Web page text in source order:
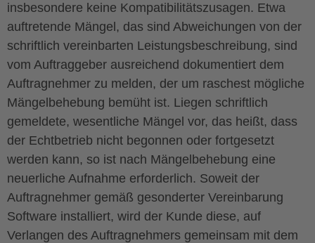
insbesondere keine Kompatibilitätszusagen. Etwa
auftretende Mängel, das sind Abweichungen von der
schriftlich vereinbarten Leistungsbeschreibung, sind
vom Auftraggeber ausreichend dokumentiert dem
Auftragnehmer zu melden, der um raschest mögliche
Mängelbehebung bemüht ist. Liegen schriftlich
gemeldete, wesentliche Mängel vor, das heißt, dass
der Echtbetrieb nicht begonnen oder fortgesetzt
werden kann, so ist nach Mängelbehebung eine
neuerliche Aufnahme erforderlich. Soweit der
Auftragnehmer gemäß gesonderter Vereinbarung
Software installiert, wird der Kunde diese, auf
Verlangen des Auftragnehmers gemeinsam mit dem